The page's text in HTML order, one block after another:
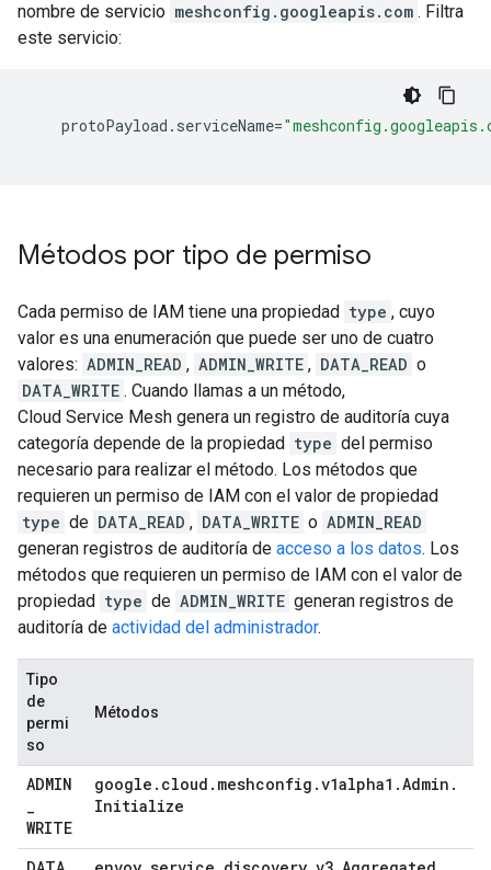
nombre de servicio meshconfig.googleapis.com . Filtra
este servicio:
protoPayload . serviceName=
Métodos por tipo de permiso
Cada permiso de IAM tiene una propiedad type , cuyo
valor es una enumeración que puede ser uno de cuatro
valores: ADMIN_READ , ADMIN_WRITE , DATA_READ o
DATA_WRITE . Cuando llamas a un método,
Cloud Service Mesh genera un registro de auditoría cuya
categoría depende de la propiedad type del permiso
necesario para realizar el método. Los métodos que
requieren un permiso de IAM con el valor de propiedad
type de DATA_READ , DATA_WRITE o ADMIN_READ
generan registros de auditoría de acceso a los datos. Los
métodos que requieren un permiso de IAM con el valor de
propiedad type de ADMIN_WRITE generan registros de
auditoría de actividad del administrador.
Tipo
de
permi
so
Métodos
ADMIN
_
WRITE
google . cloud . meshconfig .v1alpha1 .Admin .
Initialize